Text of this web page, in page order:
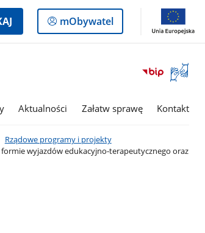
Logowanie
do
mObywatel
Otwórz
okno
Aktualności Załatw sprawę Kontakt
Rządowe programy i projekty
wyjazdów edukacyjno-terapeutycznego oraz